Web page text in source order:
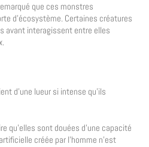
que ces monstres
d’écosystème. Certaines créatures
avant interagissent entre elles
d’une lueur si intense qu’ils
qu’elles sont douées d’une capacité
créée par l’homme n’est